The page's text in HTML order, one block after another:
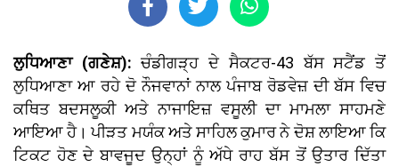
ਲੁਧਿਆਣਾ (ਗਣੇਸ਼):ਚੰਡੀਗੜ੍ਹ ਦੇ ਸੈਕਟਰ-43 ਬੱਸ ਸਟੈਂਡ ਤੋਂ
ਲੁਧਿਆਣਾ ਆ ਰਹੇ ਦੋ ਨੌਜਵਾਨਾਂ ਨਾਲ ਪੰਜਾਬ ਰੋਡਵੇਜ਼ ਦੀ ਬੱਸ ਵਿਚ
ਕਥਿਤ ਬਦਸਲੂਕੀ ਅਤੇ ਨਾਜਾਇਜ਼ ਵਸੂਲੀ ਦਾ ਮਾਮਲਾ ਸਾਹਮਣੇ
ਆਇਆ ਹੈ। ਪੀੜਤ ਮਯੰਕ ਅਤੇ ਸਾਹਿਲ ਕੁਮਾਰ ਨੇ ਦੋਸ਼ ਲਾਇਆ ਕਿ
ਟਿਕਟ ਹੋਣ ਦੇ ਬਾਵਜੂਦ ਉਨ੍ਹਾਂ ਨੂੰ ਅੱਧੇ ਰਾਹ ਬੱਸ ਤੋਂ ਉਤਾਰ ਦਿੱਤਾ